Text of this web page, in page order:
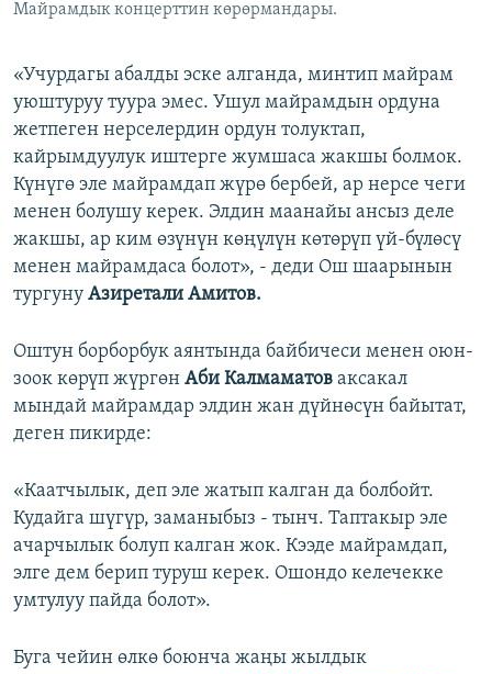
Майрамдык концерттин көрөрмандары.
«Учурдагы абалды эске алганда, минтип майрам
уюштуруу туура эмес. Ушул майрамдын ордуна
жетпеген нерселердин ордун толуктап,
кайрымдуулук иштерге жумшаса жакшы болмок.
Күнүгө эле майрамдап жүрө бербей, ар нерсе чеги
менен болушу керек. Элдин маанайы ансыз деле
жакшы, ар ким өзүнүн көңүлүн көтөрүп үй-бүлөсү
менен майрамдаса болот», - деди Ош шаарынын
тургуну Азиретали Амитов.
Оштун борборбук аянтында байбичеси менен оюн-
зоок көрүп жүргөн Аби Калмаматов аксакал
мындай майрамдар элдин жан дүйнөсүн байытат,
деген пикирде:
«Каатчылык, деп эле жатып калган да болбойт.
Кудайга шүгүр, заманыбыз - тынч. Таптакыр эле
ачарчылык болуп калган жок. Кээде майрамдап,
элге дем берип туруш керек. Ошондо келечекке
умтулуу пайда болот».
Буга чейин өлкө боюнча жаңы жылдык